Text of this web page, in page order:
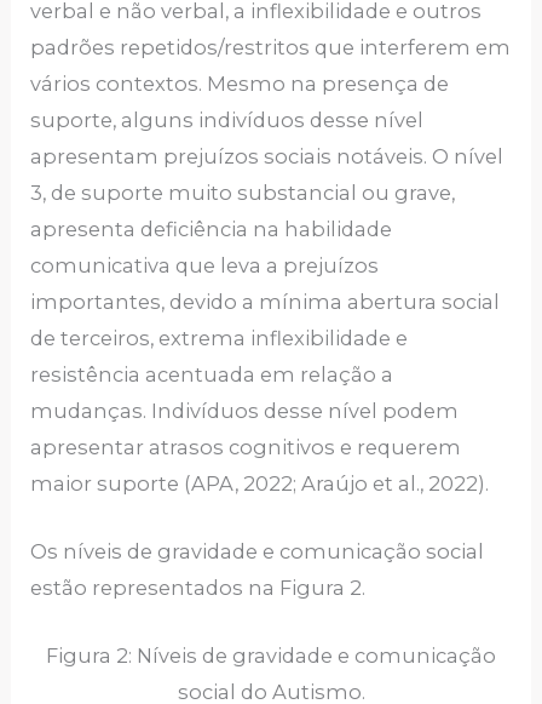
verbal e não verbal, a inflexibilidade e outros
padrões repetidos/restritos que interferem em
vários contextos. Mesmo na presença de
suporte, alguns indivíduos desse nível
apresentam prejuízos sociais notáveis. O nível
3, de suporte muito substancial ou grave,
apresenta deficiência na habilidade
comunicativa que leva a prejuízos
importantes, devido a mínima abertura social
de terceiros, extrema inflexibilidade e
resistência acentuada em relação a
mudanças. Indivíduos desse nível podem
apresentar atrasos cognitivos e requerem
maior suporte (APA, 2022; Araújo et al., 2022).
Os níveis de gravidade e comunicação social
estão representados na Figura 2.
Figura 2: Níveis de gravidade e comunicação
social do Autismo.